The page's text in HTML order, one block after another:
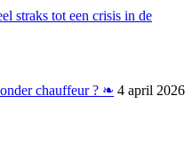
straks tot een crisis in de
chauffeur ? ❧ 4 april 2026